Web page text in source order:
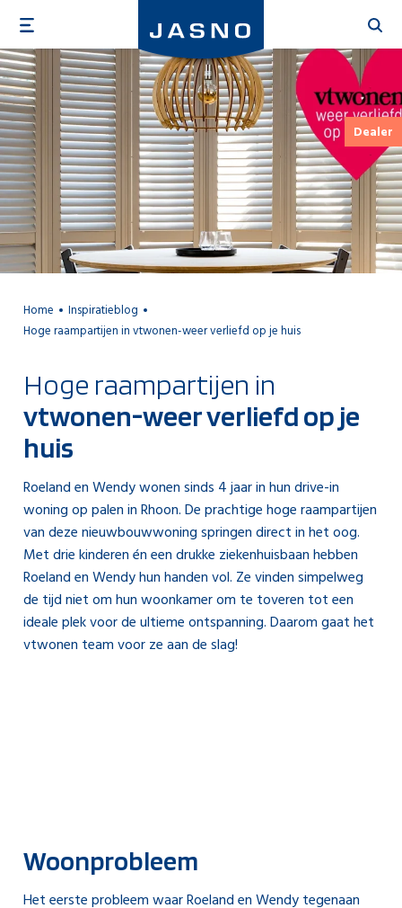
naar
de
inhoud
gaan
Dealer
Home
Inspiratieblog
Hoge raampartijen in vtwonen-weer verliefd op je huis
Hoge raampartijen in
vtwonen-weer verliefd op je
huis
Roeland en Wendy wonen sinds 4 jaar in hun drive-in
woning op palen in Rhoon. De prachtige hoge raampartijen
van deze nieuwbouwwoning springen direct in het oog.
Met drie kinderen én een drukke ziekenhuisbaan hebben
Roeland en Wendy hun handen vol. Ze vinden simpelweg
de tijd niet om hun woonkamer om te toveren tot een
ideale plek voor de ultieme ontspanning. Daarom gaat het
vtwonen team voor ze aan de slag!
Woonprobleem
Het eerste probleem waar Roeland en Wendy tegenaan